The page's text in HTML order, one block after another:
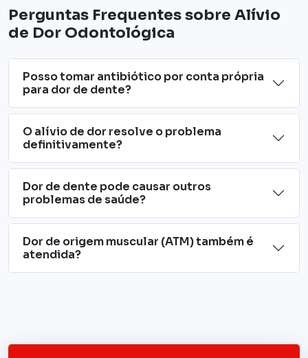
Perguntas Frequentes sobre Alívio
de Dor Odontológica
Posso tomar antibiótico por conta própria
para dor de dente?
O alívio de dor resolve o problema
definitivamente?
Dor de dente pode causar outros
problemas de saúde?
Dor de origem muscular (ATM) também é
atendida?